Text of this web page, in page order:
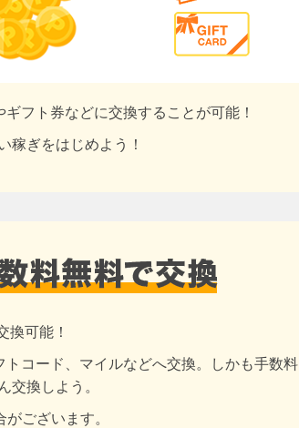
フト券などに交換することが可能！
稼ぎをはじめよう！
換可能！
コード、マイルなどへ交換。しかも手数料
交換しよう。
ございます。